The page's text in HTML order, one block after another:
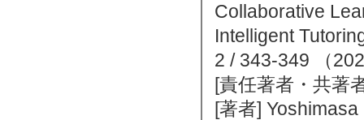
Collaborative
Intelligent
2 / 343-349 （
[責任著者・共著
[著者]